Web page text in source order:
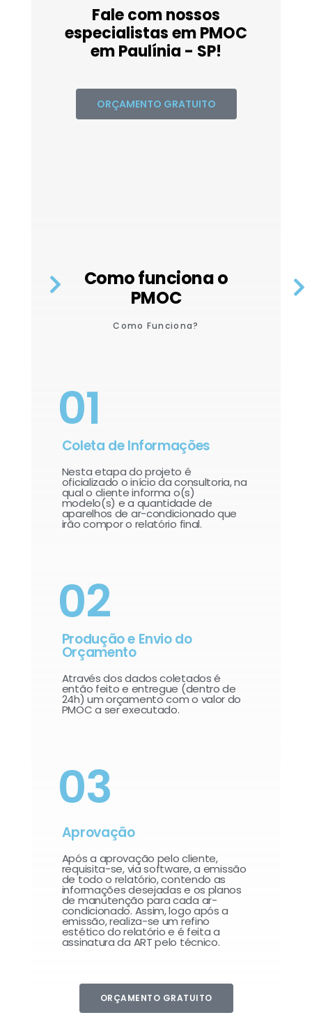
Fale com nossos
especialistas em PMOC
em Paulínia - SP!
ORÇAMENTO GRATUITO
Como funciona o
PMOC
Como Funciona?
01
Coleta de Informações
Nesta etapa do projeto é
oficializado o início da consultoria, na
qual o cliente informa o(s)
modelo(s) e a quantidade de
aparelhos de ar-condicionado que
irão compor o relatório final.​
02
Produção e Envio do
Orçamento
Através dos dados coletados é
então feito e entregue (dentro de
24h) um orçamento com o valor do
PMOC a ser executado.
03
Aprovação
Após a aprovação pelo cliente,
requisita-se, via software, a emissão
de todo o relatório, contendo as
informações desejadas e os planos
de manutenção para cada ar-
condicionado. Assim, logo após a
emissão, realiza-se um refino
estético do relatório e é feita a
assinatura da ART pelo técnico.
ORÇAMENTO GRATUITO